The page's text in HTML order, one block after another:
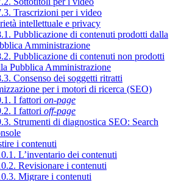
Trascrizioni per i video
intellettuale e privacy
Pubblicazione di contenuti prodotti dalla
Amministrazione
Pubblicazione di contenuti non prodotti
Pubblica Amministrazione
Consenso dei soggetti ritratti
per i motori di ricerca (SEO)
I fattori on-page
I fattori off-page
Strumenti di diagnostica SEO: Search
i contenuti
L’inventario dei contenuti
Revisionare i contenuti
Migrare i contenuti